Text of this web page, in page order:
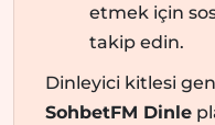
etmek için
takip edin.
Dinleyici kitlesi
SohbetFM Dinle